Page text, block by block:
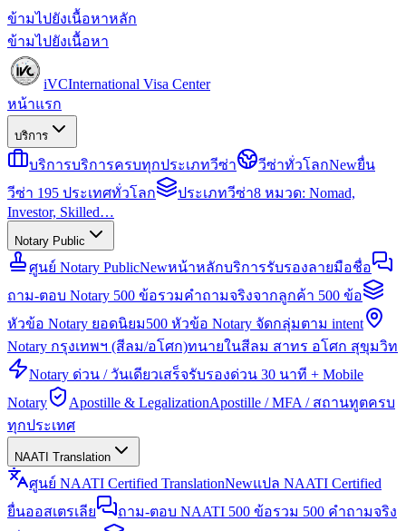
ข้ามไปยังเนื้อหาหลัก
ข้ามไปยังเนื้อหา
iVCInternational Visa Center
หน้าแรก
บริการ
บริการบริการครบทุกประเภทวีซ่า วีซ่าทั่วโลกNewยื่น
วีซ่า 195 ประเทศทั่วโลก
ประเภทวีซ่า8 หมวด: Nomad,
Investor, Skilled…
Notary Public
ศูนย์ Notary PublicNewหน้าหลักบริการรับรองลายมือชื่อ
ถาม-ตอบ Notary 500 ข้อรวมคำถามจริงจากลูกค้า 500 ข้อ
หัวข้อ Notary ยอดนิยม500 หัวข้อ Notary จัดกลุ่มตาม intent
Notary กรุงเทพฯ (สีลม/อโศก)ทนายในสีลม สาทร อโศก สุขุมวิท
Notary ด่วน / วันเดียวเสร็จรับรองด่วน 30 นาที + Mobile
Notary
Apostille & LegalizationApostille / MFA / สถานทูตครบ
ทุกประเทศ
NAATI Translation
ศูนย์ NAATI Certified TranslationNewแปล NAATI Certified
ยื่นออสเตรเลีย
ถาม-ตอบ NAATI 500 ข้อรวม 500 คำถามจริง